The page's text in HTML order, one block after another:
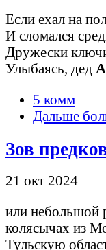
Если ехал на
И сломался
Дружески
Улыбаясь, дед А
5 комм
Дальше
Зов
21 окт 2024
или небольшой
колясычах из
Тульскую